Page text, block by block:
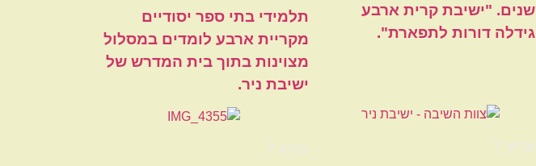
שנים. "ישיבת קרית ארבע
גידלה דורות לתפארת".
ערוץ 7
תלמידי בתי ספר יסודיים
מקריית ארבע לומדים במסלול
מצוינות בתוך בית המדרש של
ישיבת ניר.
ערוץ 7